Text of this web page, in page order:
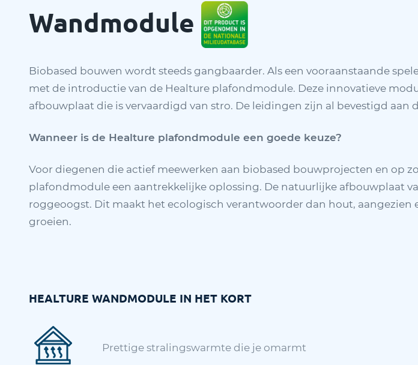
Wandmodule
Biobased bouwen wordt steeds gangbaarder. Als een vooraanstaande
met de introductie van de Healture plafondmodule. Deze innovatieve
afbouwplaat die is vervaardigd van stro. De leidingen zijn al bevestigd
Wanneer is de Healture plafondmodule een goede keuze?
Voor diegenen die actief meewerken aan biobased bouwprojecten en op
plafondmodule een aantrekkelijke oplossing. De natuurlijke afbouwplaat
roggeoogst. Dit maakt het ecologisch verantwoorder dan hout,
groeien.
HEALTURE WANDMODULE IN HET KORT
Prettige stralingswarmte die je omarmt